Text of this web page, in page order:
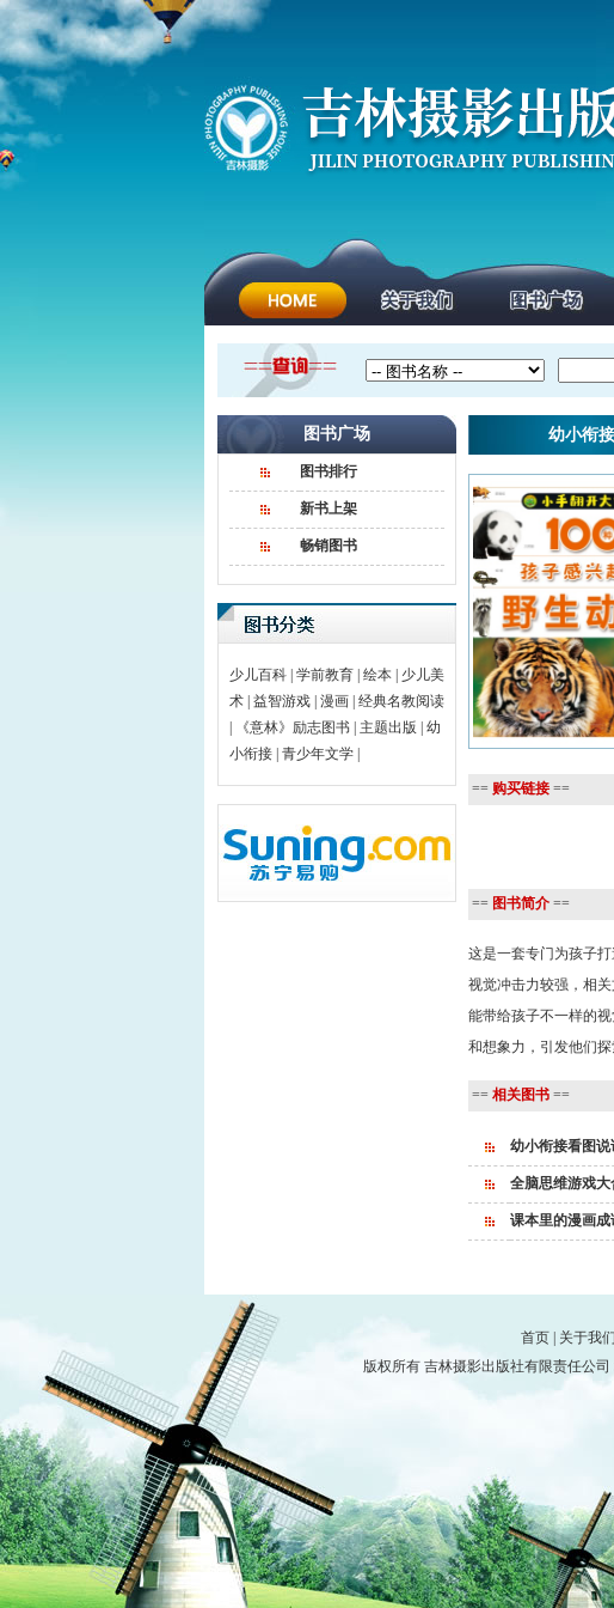
图书广场
图书排行
新书上架
畅销图书
少儿百科 学前教育 绘本
少儿美
术 益智游戏 漫画 经典名教阅读
《意林》励志图书 主题出版
幼
小衔接 青少年文学
幼小衔接
== 购买链接 ==
== 图书简介 ==
这是一套专门为孩子
视觉冲击力较强，相
能带给孩子不一样的
和想象力，引发他们探
== 相关图书 ==
幼小衔接看图说
全脑思维游戏大
课本里的漫画成
首页 关于我们
版权所有 吉林摄影出版社有限责任公